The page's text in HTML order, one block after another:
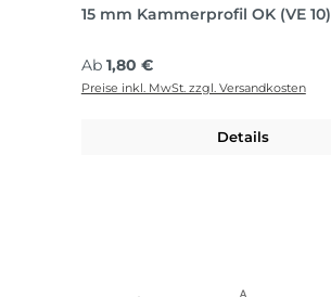
15 mm Kammerprofil OK (VE 10)
Regulärer Preis:
Ab 1,80 €
Preise inkl. MwSt. zzgl. Versandkosten
Details